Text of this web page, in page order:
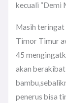
kecuali “Demi
Masih teringat
Timor Timur
45
akan
penerus bisa